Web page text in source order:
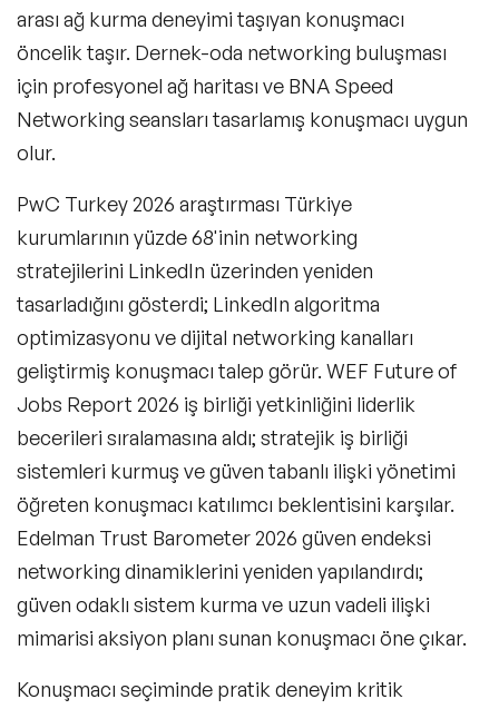
arası ağ kurma deneyimi taşıyan konuşmacı
öncelik taşır. Dernek-oda networking buluşması
için profesyonel ağ haritası ve BNA Speed
Networking seansları tasarlamış konuşmacı uygun
olur.
PwC Turkey 2026 araştırması Türkiye
kurumlarının yüzde 68'inin networking
stratejilerini LinkedIn üzerinden yeniden
tasarladığını gösterdi; LinkedIn algoritma
optimizasyonu ve dijital networking kanalları
geliştirmiş konuşmacı talep görür. WEF Future of
Jobs Report 2026 iş birliği yetkinliğini liderlik
becerileri sıralamasına aldı; stratejik iş birliği
sistemleri kurmuş ve güven tabanlı ilişki yönetimi
öğreten konuşmacı katılımcı beklentisini karşılar.
Edelman Trust Barometer 2026 güven endeksi
networking dinamiklerini yeniden yapılandırdı;
güven odaklı sistem kurma ve uzun vadeli ilişki
mimarisi aksiyon planı sunan konuşmacı öne çıkar.
Konuşmacı seçiminde pratik deneyim kritik
Deneyim Odaklı & Eğlenceli Çözümler
Masters of Ceremony (Program Sunucusu)
Moderatörler